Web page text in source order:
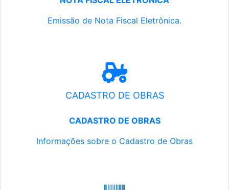
Emissão de Nota Fiscal Eletrônica.
CADASTRO DE OBRAS
CADASTRO DE OBRAS
Informações sobre o Cadastro de Obras